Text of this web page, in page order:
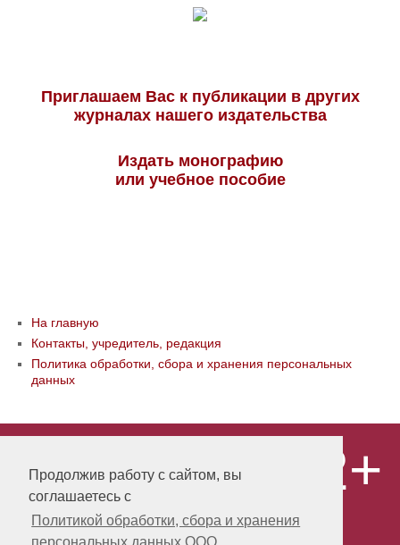
Продолжив работу с сайтом, вы
соглашаетесь с
Политикой обработки, сбора и хранения
Приглашаем Вас к публикации в других
журналах нашего издательства
Издать монографию
или учебное пособие
На главную
Контакты, учредитель, редакция
Политика обработки, сбора и хранения персональных
данных
«Publishing company «World of science»,
LLC Материалы, размещенные на сайте,
охраняются Законом о защите авторских
прав. Публикация любых материалов
этого сайта запрещена без
12+